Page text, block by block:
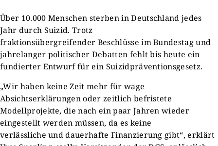
Über 10.000 Menschen sterben in Deutschland jedes
Jahr durch Suizid. Trotz
fraktionsübergreifender Beschlüsse im Bundestag und
jahrelanger politischer Debatten fehlt bis heute ein
fundierter Entwurf für ein Suizidpräventionsgesetz.
„Wir haben keine Zeit mehr für wage
Absichtserklärungen oder zeitlich befristete
Modellprojekte, die nach ein paar Jahren wieder
eingestellt werden müssen, da es keine
verlässliche und dauerhafte Finanzierung gibt“, erklärt